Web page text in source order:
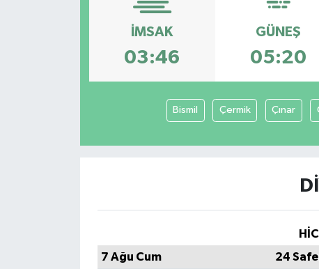
İMSAK
03:46
GÜNEŞ
05:20
Bismil Çermik Çınar
7 Ağu Cum
24